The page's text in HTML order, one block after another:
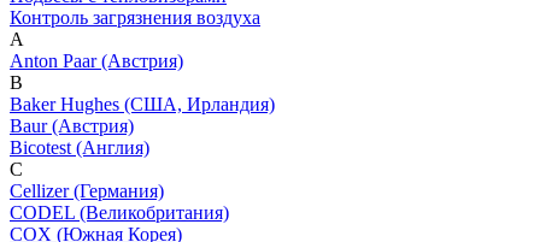
Контроль загрязнения воздуха
A
Anton Paar (Австрия)
B
Baker Hughes (США, Ирландия)
Baur (Австрия)
Bicotest (Англия)
C
Cellizer (Германия)
CODEL (Великобритания)
COX (Южная Корея)